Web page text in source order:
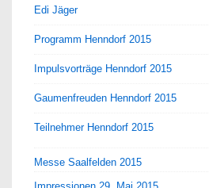
Edi Jäger
Programm Henndorf 2015
Impulsvorträge Henndorf 2015
Gaumenfreuden Henndorf 2015
Teilnehmer Henndorf 2015
Messe Saalfelden 2015